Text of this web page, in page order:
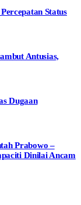
Status
Antusias,
Dugaan
Prabowo –
Dinilai Ancam